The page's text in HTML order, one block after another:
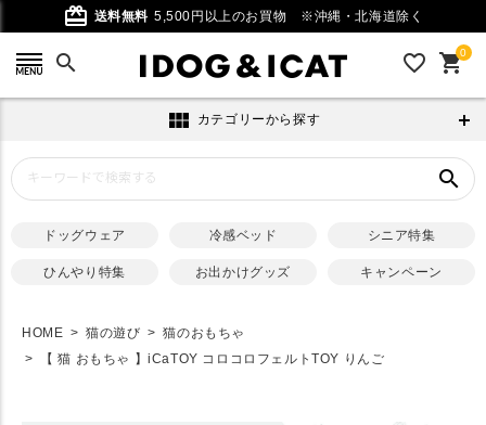
card_giftcard 送料無料 5,500円以上のお買物 ※沖縄・北海道除く
search favorite_outline 0
shopping_cart
view_module カテゴリーから探す
search
ドッグウェア 冷感ベッド シニア特集
ひんやり特集 お出かけグッズ キャンペーン
HOME 猫の遊び
猫のおもちゃ
【 猫 おもちゃ 】iCaTOY コロコロフェルトTOY りんご